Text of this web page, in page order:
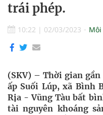
trái phép.
10:22 | 02/03/2023
(SKV) – Thời gian
ấp Suối Lúp, xã Bình
Rịa - Vũng Tàu bất
tài nguyên khoáng